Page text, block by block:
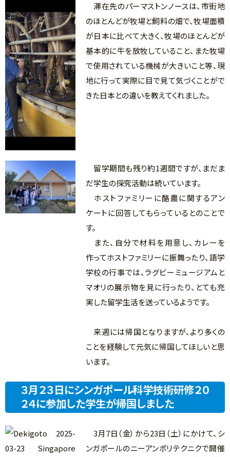
滞在先のパーマストンノースは、市街地
のほとんどが牧場と飼料の畑で、牧場面積
が日本に比べて大きく、牧場のほとんどが
基本的に牛を放牧していること、また牧場
で使用されている機械が大きいこと等、現
地に行って実際に目で見て気づくことがで
きた日本との違いを教えてくれました。
留学期間も残り約1週間ですが、まだま
だ学生の探究活動は続いています。
ホストファミリーに酪農に関するアン
ケートに回答してもらっているとのことで
す。
また、自分で材料を用意し、カレーを
作ってホストファミリーに振舞ったり、語学
学校の行事では、ラグビーミュージアムと
マオリの展示物を見に行ったり、とても充
実した留学生活を送っているようです。
来週には帰国となりますが、より多くの
ことを経験して元気に帰国してほしいと思
います。
３月２３日にシンガポール科学技術研修２０
２４に参加した学生が帰国しました
3月7日（金）から23日（土）にかけて、シ
ンガポールのニーアンポリテクニクで開催